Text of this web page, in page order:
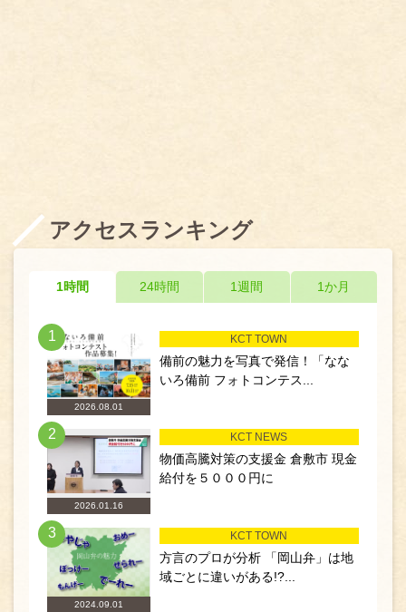
アクセスランキング
1時間 24時間 1週間 1か月
1
2026.08.01
KCT TOWN
備前の魅力を写真で発信！「なな
いろ備前 フォトコンテス...
2
2026.01.16
KCT NEWS
物価高騰対策の支援金 倉敷市 現金
給付を５０００円に
3
2024.09.01
KCT TOWN
方言のプロが分析 「岡山弁」は地
域ごとに違いがある!?...